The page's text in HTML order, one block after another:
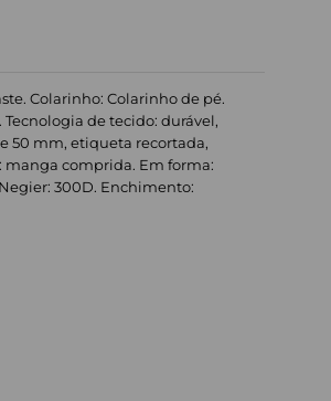
Colarinho: Colarinho de pé.
Tecnologia de tecido: durável,
50 mm, etiqueta recortada,
manga comprida. Em forma:
Negier: 300D. Enchimento: